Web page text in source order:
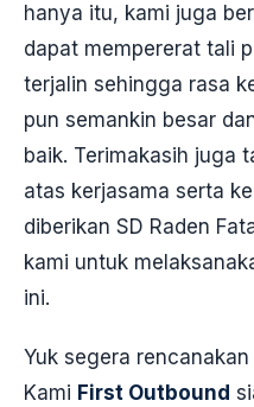
hanya itu, kami juga
dapat mempererat tali
terjalin sehingga rasa
pun semankin besar
baik. Terimakasih juga
atas kerjasama serta
diberikan SD Raden
kami untuk
ini.
Yuk segera rencanakan
Kami First Outbound